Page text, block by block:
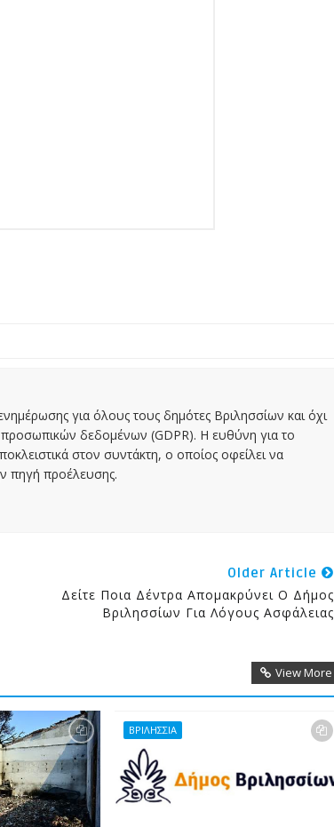
για όλους τους δημότες Βριλησσίων και όχι
δεδομένων (GDPR). Η ευθύνη για το
στον συντάκτη, ο οποίος οφείλει να
πηγή προέλευσης.
Older Article
Δείτε Ποια Δέντρα Απομακρύνει Ο Δήμος
Βριλησσίων Για Λόγους Ασφάλειας
View More
ΒΡΙΛΗΣΣΙΑ